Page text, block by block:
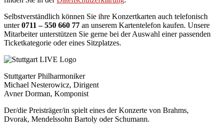
Selbstverständlich können Sie ihre Konzertkarten auch telefonisch
unter0711 – 550 660 77 an unserem Kartentelefon kaufen. Unsere
Mitarbeiter unterstützen Sie gerne bei der Auswahl einer passenden
Ticketkategorie oder eines Sitzplatzes.
Stuttgarter Philharmoniker
Michael Nesterowicz, Dirigent
Avner Dorman, Komponist
Der/die Preisträger/in spielt eines der Konzerte von Brahms,
Dvorak, Mendelssohn Bartoly oder Schumann.